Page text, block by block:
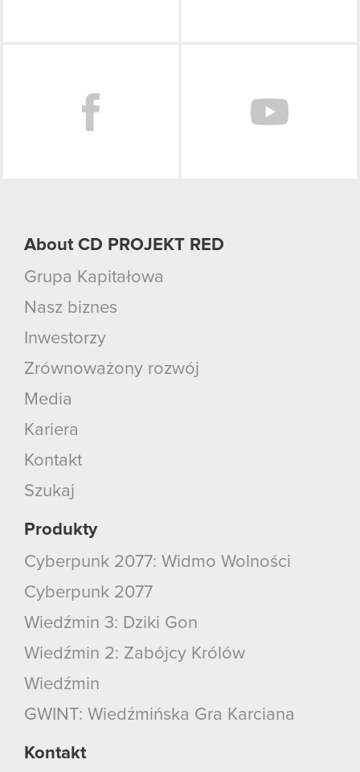
About CD PROJEKT RED
Grupa Kapitałowa
Nasz biznes
Inwestorzy
Zrównoważony rozwój
Media
Kariera
Kontakt
Szukaj
Produkty
Cyberpunk 2077: Widmo Wolności
Cyberpunk 2077
Wiedźmin 3: Dziki Gon
Wiedźmin 2: Zabójcy Królów
Wiedźmin
GWINT: Wiedźmińska Gra Karciana
Kontakt